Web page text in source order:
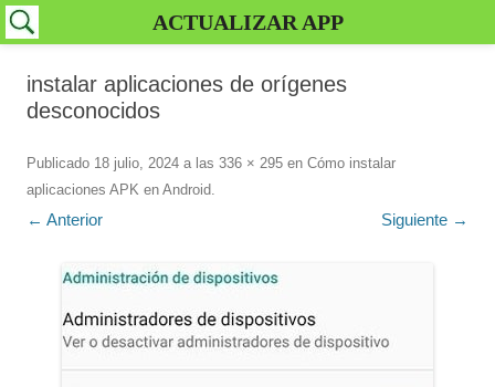
instalar aplicaciones de orígenes
desconocidos
Publicado 18 julio, 2024 a las 336 × 295 en Cómo instalar
aplicaciones APK en Android.
← Anterior Siguiente →
ACTUALIZAR APP